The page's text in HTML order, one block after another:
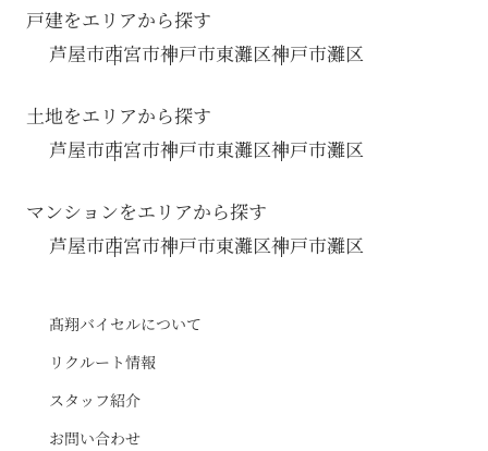
戸建をエリアから探す
芦屋市西宮市神戸市東灘区神戸市灘区
土地をエリアから探す
芦屋市西宮市神戸市東灘区神戸市灘区
マンションをエリアから探す
芦屋市西宮市神戸市東灘区神戸市灘区
髙翔バイセルについて
リクルート情報
スタッフ紹介
お問い合わせ